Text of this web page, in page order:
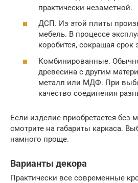
практически незаметной.
ДСП. Из этой плиты
мебель. В процессе
коробится, сокращая срок
Комбинированные. Обычно
древесина с другим
металл или МДФ. При
качество соединения
Если изделие приобретается без
смотрите на габариты каркаса.
намного проще.
Варианты декора
Практически все современные